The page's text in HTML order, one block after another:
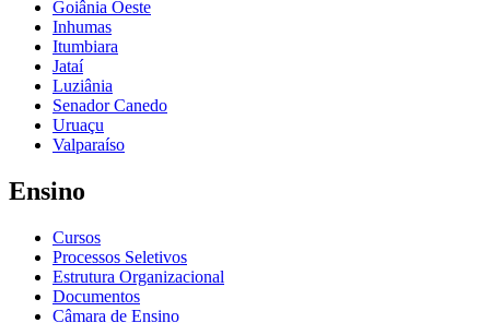
Goiânia Oeste
Inhumas
Itumbiara
Jataí
Luziânia
Senador Canedo
Uruaçu
Valparaíso
Ensino
Cursos
Processos Seletivos
Estrutura Organizacional
Documentos
Câmara de Ensino